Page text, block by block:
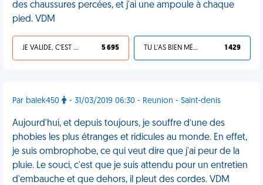
des chaussures percées, et j'ai une ampoule à chaque
pied. VDM
JE VALIDE, C'EST UNE VDM 5 695 TU L'AS BIEN MÉRITÉ 1 429
Par balek450 - 31/03/2019 06:30 - Reunion - Saint-denis
Aujourd'hui, et depuis toujours, je souffre d’une des
phobies les plus étranges et ridicules au monde. En effet,
je suis ombrophobe, ce qui veut dire que j'ai peur de la
pluie. Le souci, c'est que je suis attendu pour un entretien
d'embauche et que dehors, il pleut des cordes. VDM